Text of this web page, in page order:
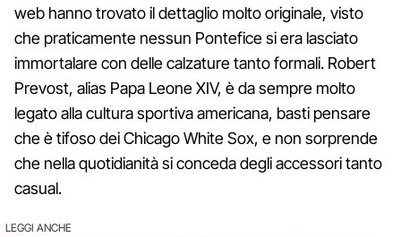
web hanno trovato il dettaglio molto originale, visto
che praticamente nessun Pontefice si era lasciato
immortalare con delle calzature tanto formali. Robert
Prevost, alias Papa Leone XIV, è da sempre molto
legato alla cultura sportiva americana, basti pensare
che è tifoso dei Chicago White Sox, e non sorprende
che nella quotidianità si conceda degli accessori tanto
casual.
LEGGI ANCHE